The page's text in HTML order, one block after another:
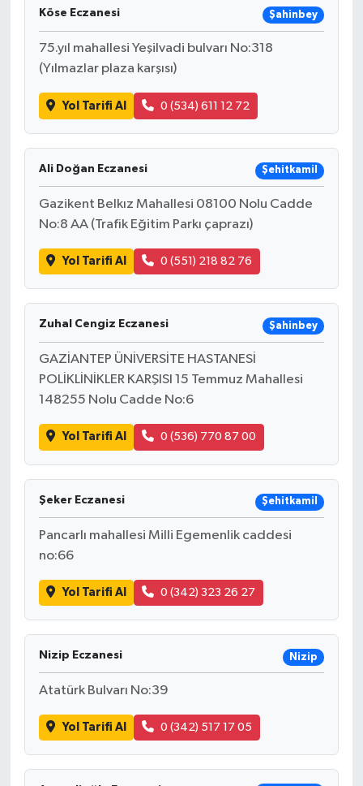
Köse Eczanesi Şahinbey
75.yıl mahallesi Yeşilvadi bulvarı No:318
(Yılmazlar plaza karşısı)
Yol Tarifi Al 0 (534) 611 12 72
Ali Doğan Eczanesi Şehitkamil
Gazikent Belkız Mahallesi 08100 Nolu Cadde
No:8 AA (Trafik Eğitim Parkı çaprazı)
Yol Tarifi Al 0 (551) 218 82 76
Zuhal Cengiz Eczanesi Şahinbey
GAZİANTEP ÜNİVERSİTE HASTANESİ
POLİKLİNİKLER KARŞISI 15 Temmuz Mahallesi
148255 Nolu Cadde No:6
Yol Tarifi Al 0 (536) 770 87 00
Şeker Eczanesi Şehitkamil
Pancarlı mahallesi Milli Egemenlik caddesi
no:66
Yol Tarifi Al 0 (342) 323 26 27
Nizip Eczanesi Nizip
Atatürk Bulvarı No:39
Yol Tarifi Al 0 (342) 517 17 05